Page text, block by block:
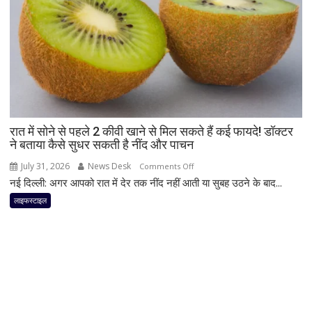
की
सलाह
देती
हैं
न्यूट्रिशनिस्ट,
दिनभर
बनी
रह
सकती
रात में सोने से पहले 2 कीवी खाने से मिल सकते हैं कई फायदे! डॉक्टर
ने बताया कैसे सुधर सकती है नींद और पाचन
July 31, 2026 News Desk Comments Offon
रात
नई दिल्ली: अगर आपको रात में देर तक नींद नहीं आती या सुबह उठने के बाद...
लाइफस्टाइल